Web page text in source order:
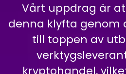
Vårt uppdrag är
denna klyfta genom
till toppen av
kryptohandel,